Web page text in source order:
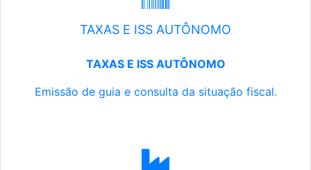
TAXAS E ISS AUTÔNOMO
TAXAS E ISS AUTÔNOMO
Emissão de guia e consulta da situação fiscal.